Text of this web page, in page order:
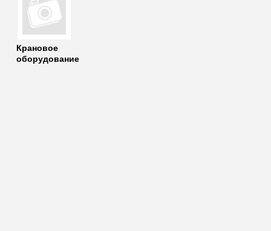
Крановое
оборудование